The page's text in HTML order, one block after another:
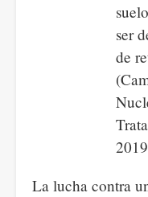
ser
de
La lucha contra